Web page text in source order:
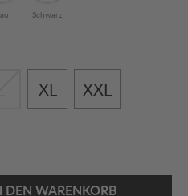
Schwarz
XL XXL
DEN WARENKORB